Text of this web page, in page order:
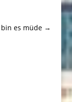
bin es müde →